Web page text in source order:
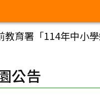
教育署「114年中小
公告